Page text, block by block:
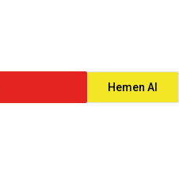
Hemen Al